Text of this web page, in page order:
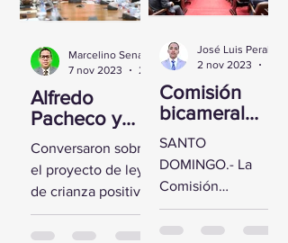
Samaná, a fin de...
Alfredo
Pacheco y
comisión de
diputados
reciben a la
Primera
Dama
Conversaron sobre
el proyecto de ley
de crianza positiva
SANTO
DOMINGO.- El
Marcelino Sena
7 nov 2023
Comisión
bicameral
inicia hoy el
estudio del
Presupuesto
General del
Estado 2024
SANTO
DOMINGO.- La
Comisión
Bicameral Especial
iniciará hoy los
José Luis Peralta
2 nov 2023